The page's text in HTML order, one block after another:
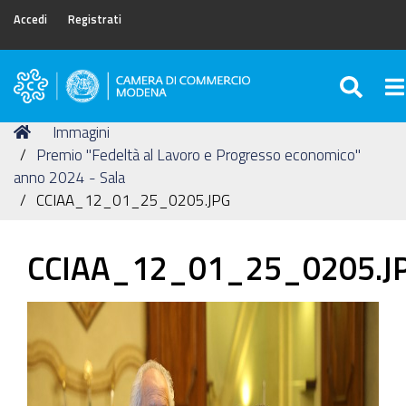
Accedi Registrati
Camera
Commercio
di
Modena
Tu
sei
qui:
Home
Immagini
Premio "Fedeltà al Lavoro e Progresso economico"
anno 2024 - Sala
CCIAA_12_01_25_0205.JPG